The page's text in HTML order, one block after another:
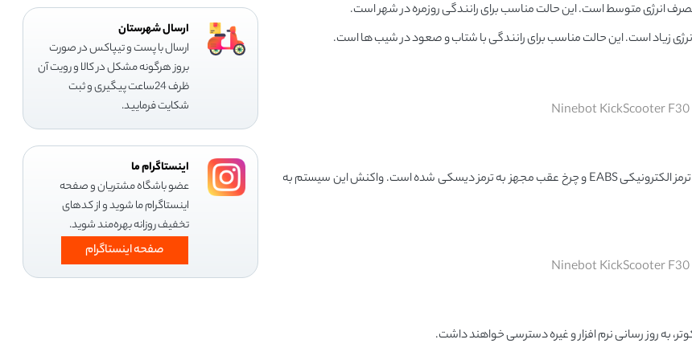
به ترمزهای اسکوتر برقی Ninebot KickScooter F30 اعتماد کنید. چرخ جلو مجهز به ترمز الکترونیکی EABS و چرخ عقب مجهز به ترمز دیسکی شده است. واکنش این سیستم به
ارسال شهرستان
ارسال با پست و تیپاکس در صورت
بروز هرگونه مشکل در کالا و رویت آن
ظرف 24ساعت پیگیری و ثبت
شکایت فرمایید.
اینستاگرام ما
عضو باشگاه مشتریان و صفحه
اینستاگرام ما شوید و از کدهای
تخفیف روزانه بهره‌مند شوید.
صفحه اینستاگرام